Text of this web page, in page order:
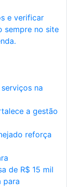
e verificar
sempre no site
na
a gestão
reforça
de R$ 15 mil
para